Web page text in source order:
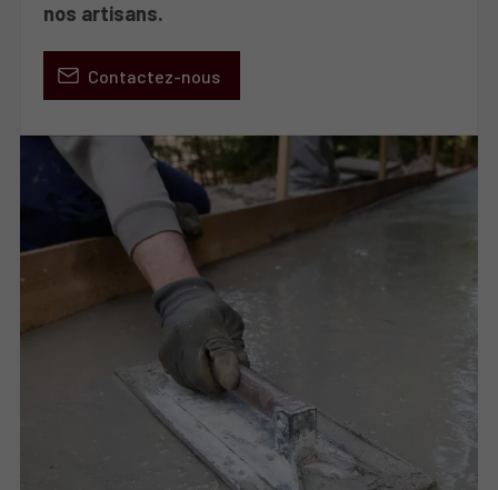
nos artisans.
Contactez-nous